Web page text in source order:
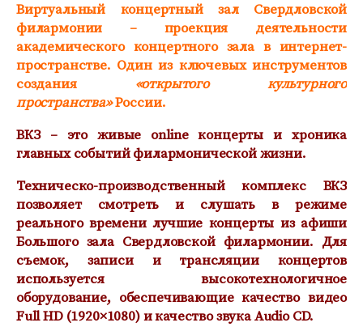
Виртуальный концертный зал Свердловской
филармонии – проекция деятельности
академического концертного зала в интернет-
пространстве. Один из ключевых инструментов
создания «открытого культурного
пространства»России.
ВКЗ – это живые online концерты и хроника
главных событий филармонической жизни.
Техническо-производственный комплекс ВКЗ
позволяет смотреть и слушать в режиме
реального времени лучшие концерты из афиши
Большого зала Свердловской филармонии. Для
съемок, записи и трансляции концертов
используется высокотехнологичное
оборудование, обеспечивающие качество видео
Full HD (1920×1080) и качество звука Audio CD.